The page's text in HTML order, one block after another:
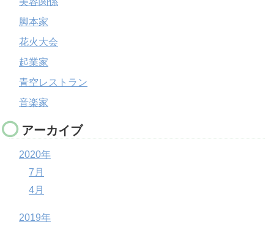
脚本家
花火大会
起業家
青空レストラン
音楽家
アーカイブ
2020年
7月
4月
2019年